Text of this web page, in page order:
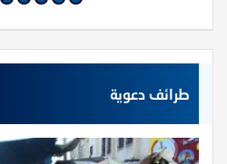
طرائف دعوية